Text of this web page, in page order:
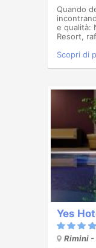
Quando
e qualità:
Resort,
Scopri di
Yes
Rimini -